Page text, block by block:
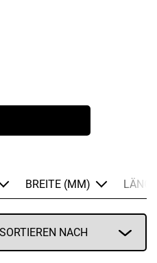
BREITE (MM)